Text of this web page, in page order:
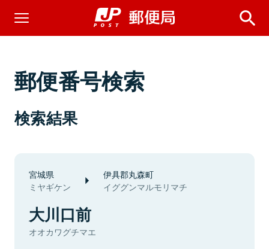
郵便番号検索
検索結果
宮城県
ミヤギケン
伊具郡丸森町
イググンマルモリマチ
大川口前
オオカワグチマエ